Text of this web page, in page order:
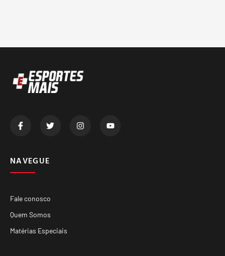
NAVEGUE
Fale conosco
Quem Somos
Matérias Especiais